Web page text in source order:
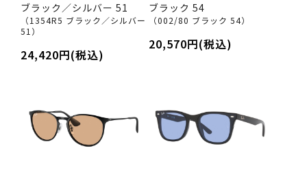
ブラック／シルバー 51
（1354R5 ブラック／シルバー
51）
24,420円(税込)
ブラック 54
（002/80 ブラック 54）
20,570円(税込)